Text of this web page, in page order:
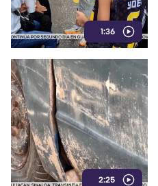
1:36
2:25